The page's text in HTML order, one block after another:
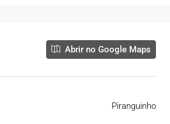
Abrir no Google Maps
Piranguinho